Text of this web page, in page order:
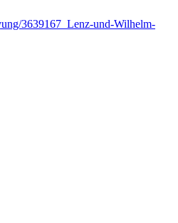
3639167_Lenz-und-Wilhelm-